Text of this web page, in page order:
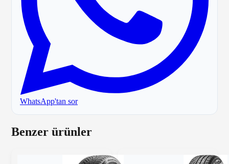
WhatsApp'tan sor
Benzer ürünler